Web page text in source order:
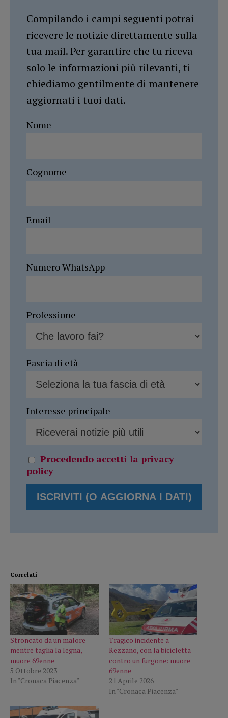
Compilando i campi seguenti potrai
ricevere le notizie direttamente sulla
tua mail. Per garantire che tu riceva
solo le informazioni più rilevanti, ti
chiediamo gentilmente di mantenere
aggiornati i tuoi dati.
Nome
Cognome
Email
Numero WhatsApp
Professione
Fascia di età
Interesse principale
Procedendo accetti la privacy
policy
Correlati
Stroncato da un malore
mentre taglia la legna,
muore 69enne
5 Ottobre 2023
In "Cronaca Piacenza"
Tragico incidente a
Rezzano, con la bicicletta
contro un furgone: muore
69enne
21 Aprile 2026
In "Cronaca Piacenza"